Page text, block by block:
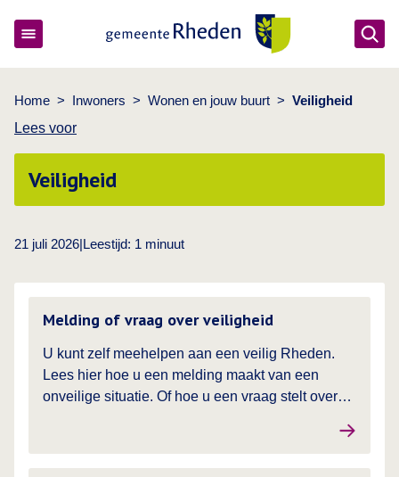
Home > Inwoners > Wonen en jouw buurt > Veiligheid
Lees voor
Veiligheid
21 juli 2026|Leestijd: 1 minuut
Melding of vraag over veiligheid
U kunt zelf meehelpen aan een veilig Rheden.
Lees hier hoe u een melding maakt van een
onveilige situatie. Of hoe u een vraag stelt over